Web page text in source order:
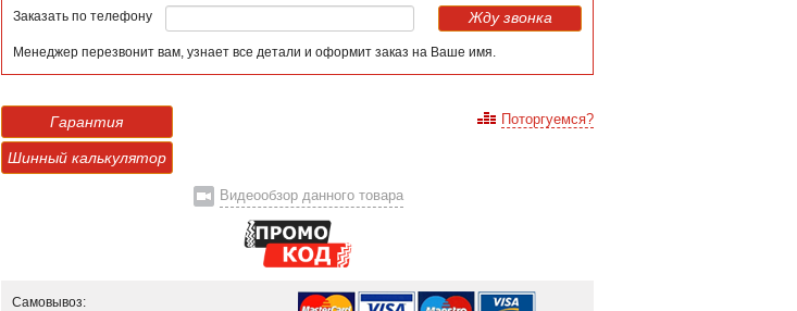
Заказать по телефону Жду звонка
Менеджер перезвонит вам, узнает все детали и оформит заказ на Ваше имя.
Гарантия
Шинный калькулятор
Поторгуемся?
Видеообзор данного товара
Самовывоз: